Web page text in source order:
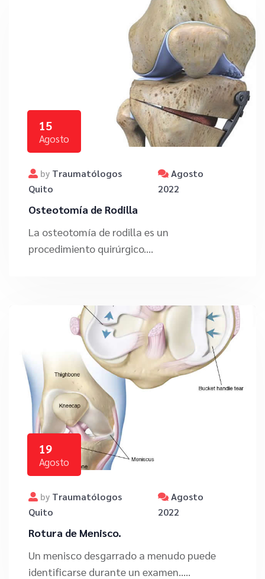
15
Agosto
by Traumatólogos
Quito
Agosto
2022
Osteotomía de Rodilla
La osteotomía de rodilla es un
procedimiento quirúrgico....
19
Agosto
by Traumatólogos
Quito
Agosto
2022
Rotura de Menisco.
Un menisco desgarrado a menudo puede
identificarse durante un examen.....